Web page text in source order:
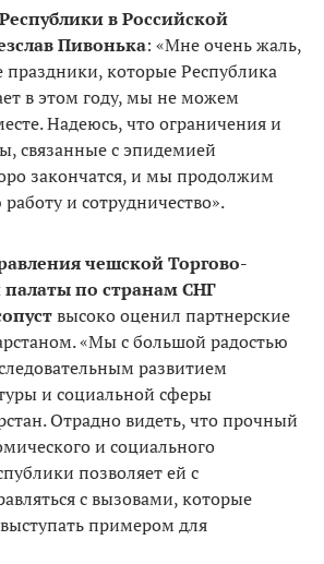
в Российской
Пивонька: «Мне очень жаль,
праздники, которые Республика
в этом году, мы не можем
Надеюсь, что ограничения и
связанные с эпидемией
закончатся, и мы продолжим
и сотрудничество».
чешской Торгово-
по странам СНГ
высоко оценил партнерские
«Мы с большой радостью
развитием
и социальной сферы
Отрадно видеть, что прочный
и социального
позволяет ей с
с вызовами, которые
примером для